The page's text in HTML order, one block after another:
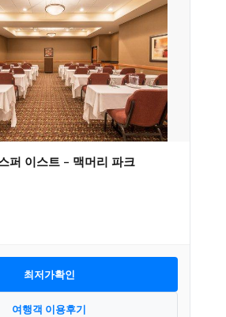
퍼 이스트 – 맥머리 파크
최저가확인
여행객 이용후기